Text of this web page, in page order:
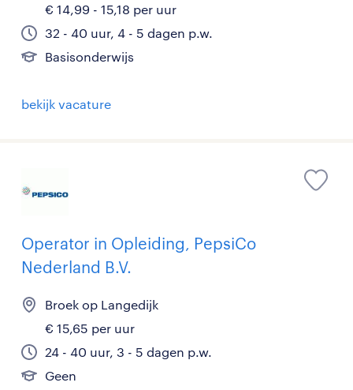
€ 14,99 - 15,18 per uur
32 - 40 uur, 4 - 5 dagen p.w.
Basisonderwijs
bekijk vacature
Operator in Opleiding, PepsiCo
Nederland B.V.
Broek op Langedijk
€ 15,65 per uur
24 - 40 uur, 3 - 5 dagen p.w.
Geen